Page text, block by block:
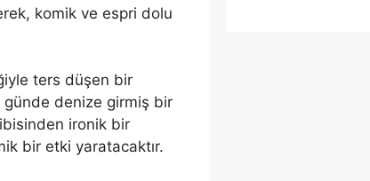
komik ve espri dolu
ters düşen bir
denize girmiş bir
ironik bir
bir etki yaratacaktır.